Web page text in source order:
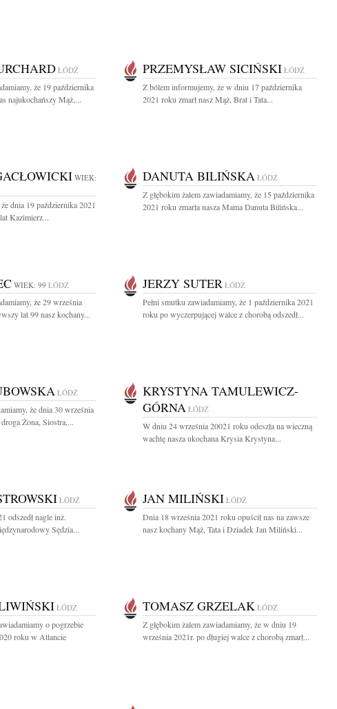
ŁÓDŹ
że 19 października
najukochańszy Mąż,...
PRZEMYSŁAW SICIŃSKI ŁÓDŹ
Z bólem informujemy, że w dniu 17 października
2021 roku zmarł nasz Mąż, Brat i Tata...
WIEK:
dnia 19 października 2021
Kazimierz...
DANUTA BILIŃSKA ŁÓDŹ
Z głębokim żalem zawiadamiamy, że 15 października
2021 roku zmarła nasza Mama Danuta Bilińska...
WIEK: 99 ŁÓDŹ
że 29 września
lat 99 nasz kochany...
JERZY SUTER ŁÓDŹ
Pełni smutku zawiadamiamy, że 1 października 2021
roku po wyczerpującej walce z chorobą odszedł...
ŁÓDŹ
że dnia 30 września
Żona, Siostra,...
KRYSTYNA TAMULEWICZ-
GÓRNA ŁÓDŹ
W dniu 24 września 20021 roku odeszła na wieczną
wachtę nasza ukochana Krysia Krystyna...
ŁÓDŹ
odszedł nagle inż.
Sędzia...
JAN MILIŃSKI ŁÓDŹ
Dnia 18 września 2021 roku opuścił nas na zawsze
nasz kochany Mąż, Tata i Dziadek Jan Miliński...
ŁÓDŹ
o pogrzebie
roku w Atlancie
TOMASZ GRZELAK ŁÓDŹ
Z głębokim żalem zawiadamiamy, że w dniu 19
września 2021r. po długiej walce z chorobą zmarł...